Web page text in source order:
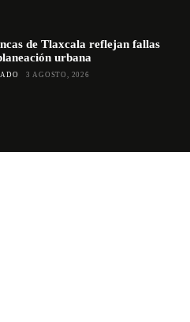
de Tlaxcala reflejan fallas
urbana
3 AGOSTO, 2026